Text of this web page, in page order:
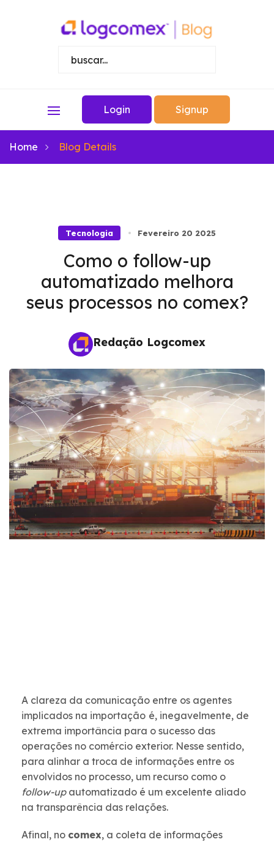
Login Signup
Home Blog Details
Tecnologia Fevereiro 20 2025
Como o follow-up
automatizado melhora
seus processos no comex?
Redação Logcomex
A clareza da comunicação entre os agentes
implicados na importação é, inegavelmente, de
extrema importância para o sucesso das
operações no comércio exterior. Nesse sentido,
para alinhar a troca de informações entre os
envolvidos no processo, um recurso como o
follow-upautomatizado é um excelente aliado
na transparência das relações.
Afinal, no comex, a coleta de informações